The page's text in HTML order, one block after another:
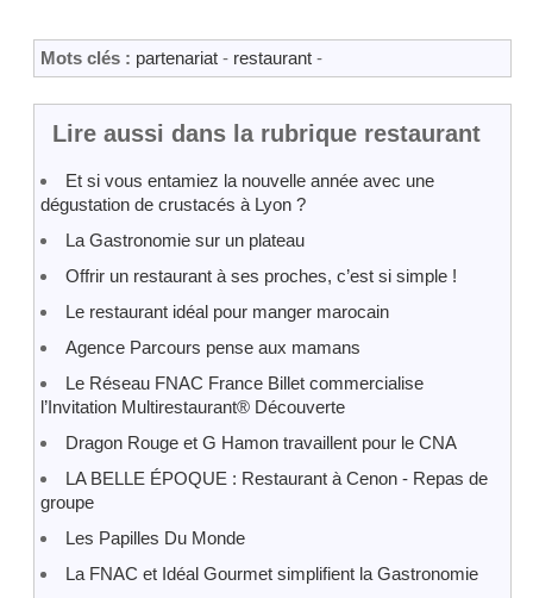
Mots clés : partenariat - restaurant -
Lire aussi dans la rubrique restaurant
Et si vous entamiez la nouvelle année avec une
dégustation de crustacés à Lyon ?
La Gastronomie sur un plateau
Offrir un restaurant à ses proches, c’est si simple !
Le restaurant idéal pour manger marocain
Agence Parcours pense aux mamans
Le Réseau FNAC France Billet commercialise
l’Invitation Multirestaurant® Découverte
Dragon Rouge et G Hamon travaillent pour le CNA
LA BELLE ÉPOQUE : Restaurant à Cenon - Repas de
groupe
Les Papilles Du Monde
La FNAC et Idéal Gourmet simplifient la Gastronomie